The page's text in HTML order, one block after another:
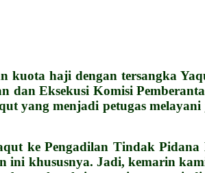
haji dengan tersangka
dan Eksekusi Komisi
yang menjadi petugas
ke Pengadilan Tindak
ini khususnya. Jadi, kemarin